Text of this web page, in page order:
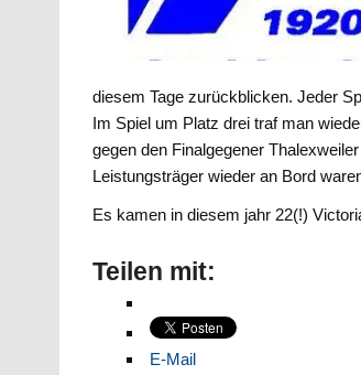
diesem Tage zurückblicken. Jeder
Im Spiel um Platz drei traf man
gegen den Finalgegener
Leistungsträger wieder an Bord
Es kamen in diesem jahr 22(!)
Teilen mit:
E-Mail